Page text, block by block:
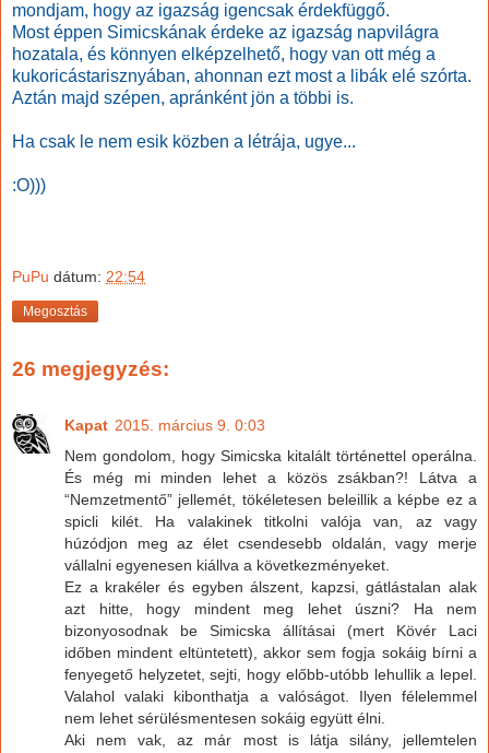
mondjam, hogy az igazság igencsak érdekfüggő.
Most éppen Simicskának érdeke az igazság napvilágra
hozatala, és könnyen elképzelhető, hogy van ott még a
kukoricástarisznyában, ahonnan ezt most a libák elé szórta.
Aztán majd szépen, apránként jön a többi is.
Ha csak le nem esik közben a létrája, ugye...
:O)))
PuPu dátum: 22:54
Megosztás
26 megjegyzés:
Kapat 2015. március 9. 0:03
Nem gondolom, hogy Simicska kitalált történettel operálna.
És még mi minden lehet a közös zsákban?! Látva a
“Nemzetmentő” jellemét, tökéletesen beleillik a képbe ez a
spicli kilét. Ha valakinek titkolni valója van, az vagy
húzódjon meg az élet csendesebb oldalán, vagy merje
vállalni egyenesen kiállva a következményeket.
Ez a krakéler és egyben álszent, kapzsi, gátlástalan alak
azt hitte, hogy mindent meg lehet úszni? Ha nem
bizonyosodnak be Simicska állításai (mert Kövér Laci
időben mindent eltüntetett), akkor sem fogja sokáig bírni a
fenyegető helyzetet, sejti, hogy előbb-utóbb lehullik a lepel.
Valahol valaki kibonthatja a valóságot. Ilyen félelemmel
nem lehet sérülésmentesen sokáig együtt élni.
Aki nem vak, az már most is látja silány, jellemtelen